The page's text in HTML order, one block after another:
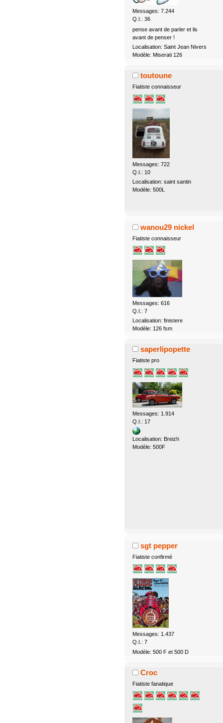
Messages: 7.244
Q.I.: 36
pense avant de parler et lis
avant de penser !
Localisation: Saint Jean Nivers
Modèle: Miserati 126
toutoune
Fiatiste connaisseur
Messages: 722
Q.I.: 10
Localisation: saint santin
Modèle: 500L
wanou29 nickel
Fiatiste connaisseur
Messages: 616
Q.I.: 7
Localisation: finistere
Modèle: 126 fsm
saperlipopette
Fiatiste pro
Messages: 1.914
Q.I.: 17
Localisation: Breizh
Modèle: 500F
sgt pepper
Fiatiste confirmé
Messages: 1.437
Q.I.: 7
Modèle: 500 F et 500 D
Croc
Fiatiste fanatique